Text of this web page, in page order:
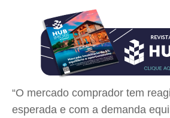
“O mercado comprador tem
esperada e com a demanda